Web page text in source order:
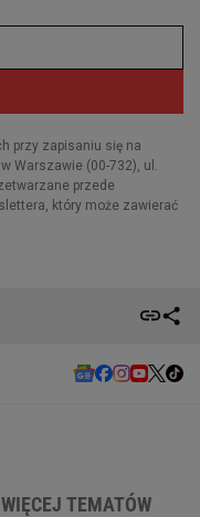
WIĘCEJ TEMATÓW